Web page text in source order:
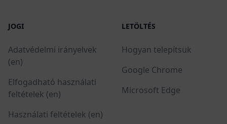
JOGI
Adatvédelmi irányelvek
(en)
Elfogadható használati
feltételek (en)
Használati feltételek (en)
LETÖLTÉS
Hogyan telepítsük
Google Chrome
Microsoft Edge